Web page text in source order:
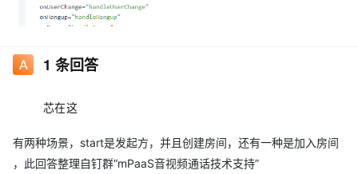
1 条回答
芯在这
有两种场景，start是发起方，并且创建房间，还有一种是加入房间
，此回答整理自钉群“mPaaS音视频通话技术支持”